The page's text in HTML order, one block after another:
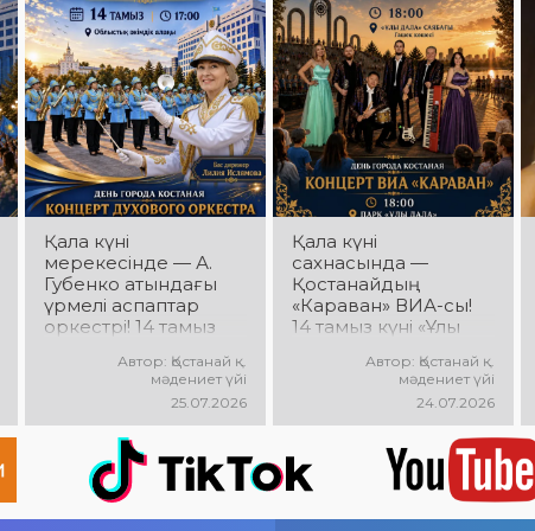
музыка, жарқын
орындаулар, қуатты
энергия мен көтеріңкі
мерекелік көңіл күй
күтеді!
шығармашылығына
арналған концерт
өтеді! Сіздерді көпшілік
сүйіп тыңдайтын
әндер, жылы
естеліктер мен
ерекше музыкалық
атмосфера күтеді!
Қала күні
мерекесінде — А.
Губенко атындағы
үрмелі аспаптар
оркестрі! 14 тамыз
әкімдік алаңында
мерекелік концерті
өтеді. Бас дирижер —
Лилия Ислямова.
Сіздерді жанды
музыка, әсерлі
орындаулар мен
Автор: Қостанай қ.
мәдениет үйі
25.07.2026
Қала күні
сахнасында —
Қостанайдың
«Караван» ВИА-сы!
14 тамыз күні «Ұлы
«Караван» ВИА-
сының мерекелік
концерті өтеді!
Сіздерді сүйікті
әндер, жанды
музыка, жарқын
эмоциялар мен
көтеріңкі көңіл күй
Автор: Қостанай қ.
мәдениет үйі
24.07.2026